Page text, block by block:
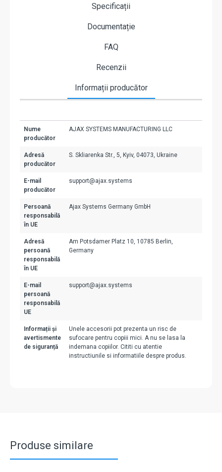
Specificații
Documentație
FAQ
Recenzii
Informații producător
Nume
producător
AJAX SYSTEMS MANUFACTURING LLC
Adresă
producător
S. Skliarenka Str., 5, Kyiv, 04073, Ukraine
E-mail
producător
support@ajax.systems
Persoană
responsabilă
în UE
Ajax Systems Germany GmbH
Adresă
persoană
responsabilă
în UE
Am Potsdamer Platz 10, 10785 Berlin,
Germany
E-mail
persoană
responsabilă
UE
support@ajax.systems
Informații și
avertismente
de siguranță
Unele accesorii pot prezenta un risc de
sufocare pentru copiii mici. A nu se lasa la
indemana copiilor. Cititi cu atentie
instructiunile si informatiile despre produs.
Produse similare